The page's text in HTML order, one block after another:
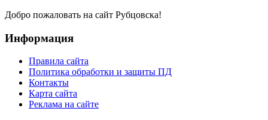
Добро пожаловать на сайт Рубцовска!
Информация
Правила сайта
Политика обработки и защиты ПД
Контакты
Карта сайта
Реклама на сайте